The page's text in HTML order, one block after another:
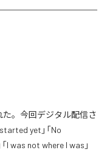
た。今回デジタル配信さ
yet」「No
I was not where I was」